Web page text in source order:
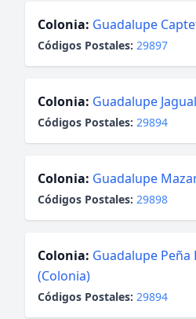
Colonia: Guadalupe
Códigos Postales: 29897
Colonia: Guadalupe
Códigos Postales: 29894
Colonia: Guadalupe
Códigos Postales: 29898
Colonia: Guadalupe Peña
(Colonia)
Códigos Postales: 29894